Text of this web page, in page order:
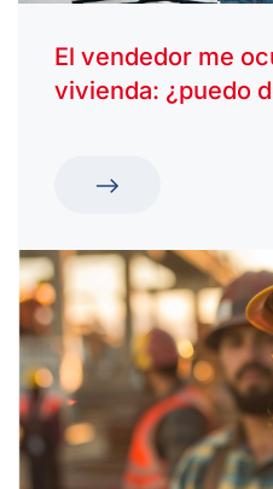
El vendedor me
vivienda: ¿puedo